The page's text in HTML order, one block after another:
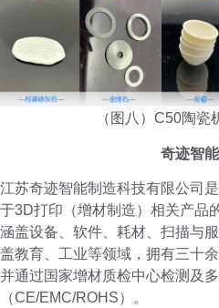
（图八）C50陶瓷
奇迹智
江苏奇迹智能制造科技有限公司
于3D打印（增材制造）相关产品
涵盖设备、软件、耗材、扫描与
盖教育、工业等领域，拥有三十
并通过国家增材质检中心检测及
（CE/EMC/ROHS）。